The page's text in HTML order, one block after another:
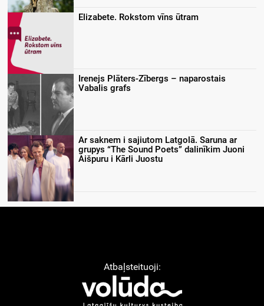
Elizabete. Rokstom vīns ūtram
Irenejs Plāters-Zībergs – naparostais
Vabalis grafs
Ar saknem i sajiutom Latgolā. Saruna ar
grupys “The Sound Poets” dalinīkim Juoni
Aišpuru i Kārli Juostu
Atbaļsteituoji: